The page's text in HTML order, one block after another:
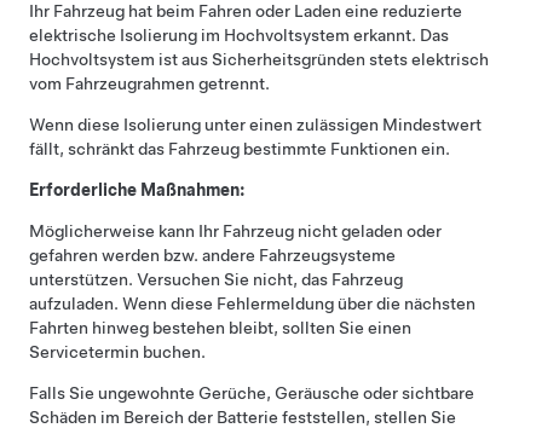
Ihr Fahrzeug hat beim Fahren oder Laden eine reduzierte
elektrische Isolierung im Hochvoltsystem erkannt. Das
Hochvoltsystem ist aus Sicherheitsgründen stets elektrisch
vom Fahrzeugrahmen getrennt.
Wenn diese Isolierung unter einen zulässigen Mindestwert
fällt, schränkt das Fahrzeug bestimmte Funktionen ein.
Erforderliche Maßnahmen:
Möglicherweise kann Ihr Fahrzeug nicht geladen oder
gefahren werden bzw. andere Fahrzeugsysteme
unterstützen. Versuchen Sie nicht, das Fahrzeug
aufzuladen. Wenn diese Fehlermeldung über die nächsten
Fahrten hinweg bestehen bleibt, sollten Sie einen
Servicetermin buchen.
Falls Sie ungewohnte Gerüche, Geräusche oder sichtbare
Schäden im Bereich der Batterie feststellen, stellen Sie